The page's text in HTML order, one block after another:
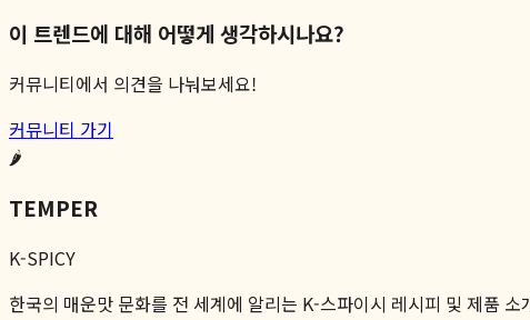
이 트렌드에 대해 어떻게 생각하시나요?
커뮤니티에서 의견을 나눠보세요!
커뮤니티 가기
🌶️
TEMPER
K-SPICY
한국의 매운맛 문화를 전 세계에 알리는 K-스파이시 레시피 및 제품